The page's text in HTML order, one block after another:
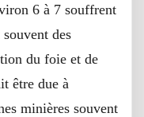
6 à 7 souffrent
des
du foie et de
être due à
minières souvent